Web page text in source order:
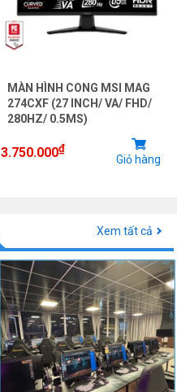
MÀN HÌNH CONG MSI MAG
274CXF (27 INCH/ VA/ FHD/
280HZ/ 0.5MS)
3.750.000₫
Giỏ hàng
Xem tất cả